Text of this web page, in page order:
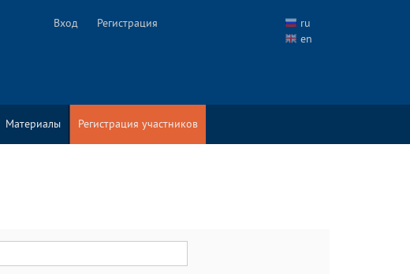
Вход Регистрация
ru
en
Материалы Регистрация участников